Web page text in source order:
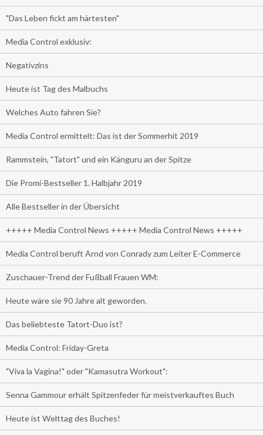
"Das Leben fickt am härtesten"
Media Control exklusiv:
Negativzins
Heute ist Tag des Malbuchs
Welches Auto fahren Sie?
Media Control ermittelt: Das ist der Sommerhit 2019
Rammstein, "Tatort" und ein Känguru an der Spitze
Die Promi-Bestseller 1. Halbjahr 2019
Alle Bestseller in der Übersicht
+++++ Media Control News +++++ Media Control News +++++
Media Control beruft Arnd von Conrady zum Leiter E-Commerce
Zuschauer-Trend der Fußball Frauen WM:
Heute wäre sie 90 Jahre alt geworden.
Das beliebteste Tatort-Duo ist?
Media Control: Friday-Greta
"Viva la Vagina!" oder "Kamasutra Workout":
Senna Gammour erhält Spitzenfeder für meistverkauftes Buch
Heute ist Welttag des Buches!